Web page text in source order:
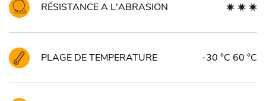
RÉSISTANCE A L'ABRASION
PLAGE DE TEMPERATURE -30 °C 60 °C